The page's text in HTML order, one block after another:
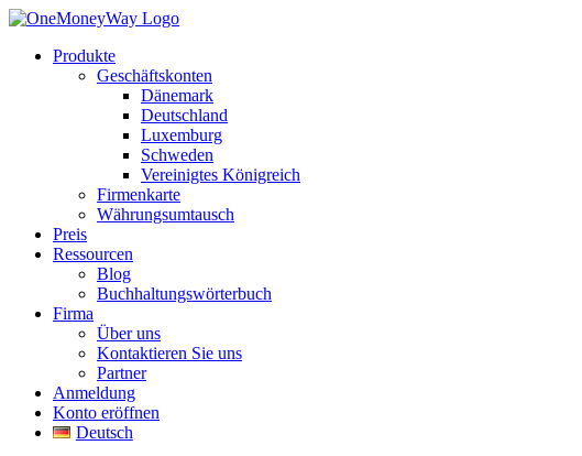
Produkte
Geschäftskonten
Dänemark
Deutschland
Luxemburg
Schweden
Vereinigtes Königreich
Firmenkarte
Währungsumtausch
Preis
Ressourcen
Blog
Buchhaltungswörterbuch
Firma
Über uns
Kontaktieren Sie uns
Partner
Anmeldung
Konto eröffnen
Deutsch